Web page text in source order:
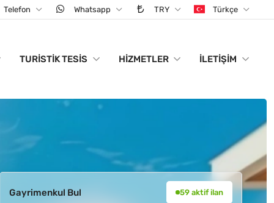
Telefon Whatsapp TRY Türkçe
TURISTIK TESIS HIZMETLER İLETIŞIM
Gayrimenkul Bul 59 aktif ilan